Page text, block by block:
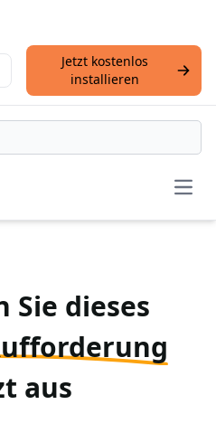
Jetzt kostenlos
installieren
Sie dieses
aus